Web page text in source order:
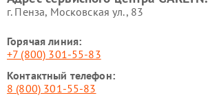
г. Пенза, Московская ул., 83
Горячая линия:
+7 (800) 301-55-83
Контактный телефон:
8 (800) 301-55-83